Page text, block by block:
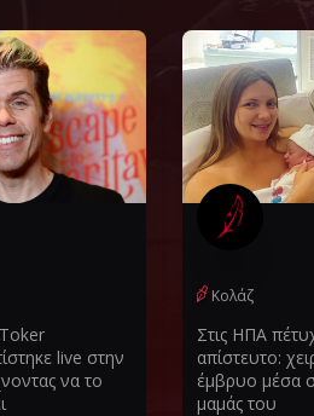
live στην
να το
Κολάζ
Στις ΗΠΑ
απίστευτο:
έμβρυο μέσα
μαμάς του